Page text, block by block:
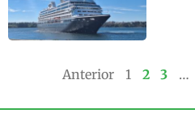
Anterior 1 2 3 …